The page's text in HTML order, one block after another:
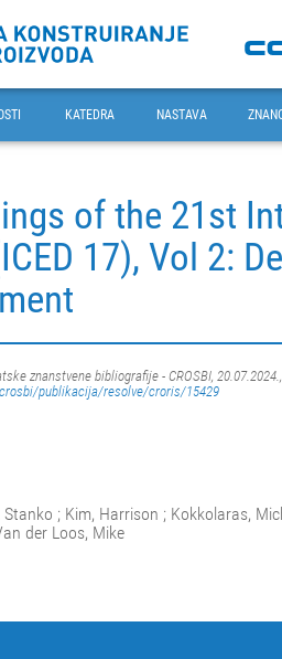
KATEDRA NASTAVA
of the 21st
17), Vol 2:
znanstvene bibliografije - CROSBI, 20.07.2024.,
publikacija/resolve/croris/15429
Stanko ; Kim, Harrison ; Kokkolaras,
der Loos, Mike